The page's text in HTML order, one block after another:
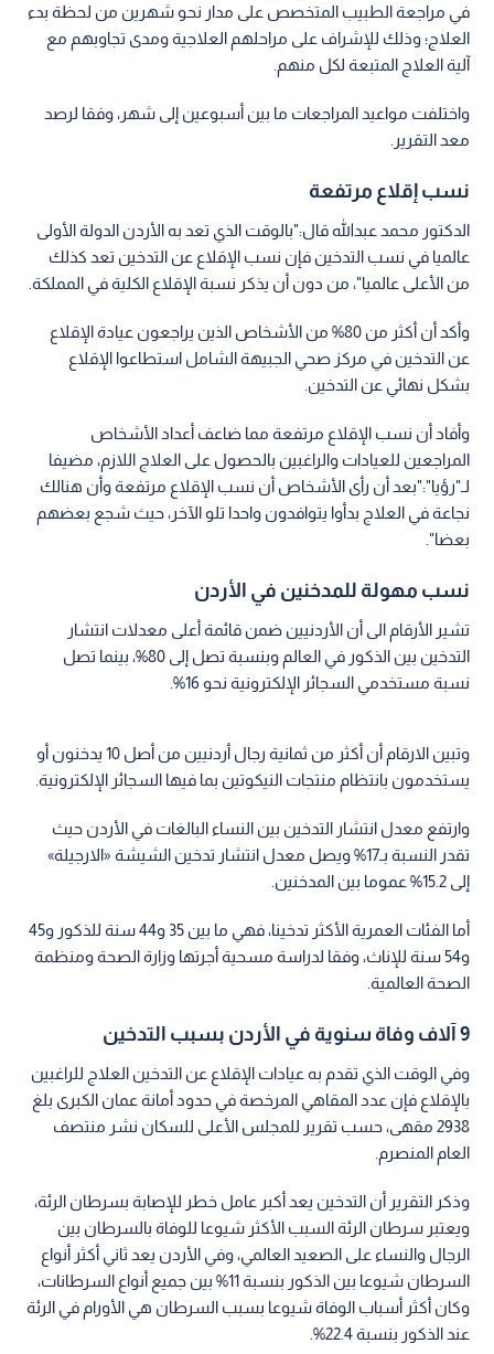
في مراجعة الطبيب المتخصص على مدار نحو شهرين من لحظة بدء
العلاج؛ وذلك للإشراف على مراحلهم العلاجية ومدى تجاوبهم مع
آلية العلاج المتبعة لكل منهم.
واختلفت مواعيد المراجعات ما بين أسبوعين إلى شهر، وفقا لرصد
معد التقرير.
نسب إقلاع مرتفعة
الدكتور محمد عبدالله قال:"بالوقت الذي تعد به الأردن الدولة الأولى
عالميا في نسب التدخين فإن نسب الإقلاع عن التدخين تعد كذلك
من الأعلى عالميا"، من دون أن يذكر نسبة الإقلاع الكلية في المملكة.
وأكد أن أكثر من 80% من الأشخاص الذين يراجعون عيادة الإقلاع
عن التدخين في مركز صحي الجبيهة الشامل استطاعوا الإقلاع
بشكل نهائي عن التدخين.
وأفاد أن نسب الإقلاع مرتفعة مما ضاعف أعداد الأشخاص
المراجعين للعيادات والراغبين بالحصول على العلاج اللازم، مضيفا
لـ"رؤيا":"بعد أن رأى الأشخاص أن نسب الإقلاع مرتفعة وأن هنالك
نجاعة في العلاج بدأوا يتوافدون واحدا تلو الآخر، حيث شجع بعضهم
بعضا".
نسب مهولة للمدخنين في الأردن
تشير الأرقام الى أن الأردنيين ضمن قائمة أعلى معدلات انتشار
التدخين بين الذكور في العالم وبنسبة تصل إلى 80%، بينما تصل
نسبة مستخدمي السجائر الإلكترونية نحو 16%.
وتبين الارقام أن أكثر من ثمانية رجال أردنيين من أصل 10 يدخنون أو
يستخدمون بانتظام منتجات النيكوتين بما فيها السجائر الإلكترونية.
وارتفع معدل انتشار التدخين بين النساء البالغات في الأردن حيث
تقدر النسبة بـ17% ويصل معدل انتشار تدخين الشيشة «الارجيلة»
إلى 15.2% عموما بين المدخنين.
أما الفئات العمرية الأكثر تدخينا، فهي ما بين 35 و44 سنة للذكور و45
و54 سنة للإناث، وفقا لدراسة مسحية أجرتها وزارة الصحة ومنظمة
الصحة العالمية.
9 آلاف وفاة سنوية في الأردن بسبب التدخين
وفي الوقت الذي تقدم به عيادات الإقلاع عن التدخين العلاج للراغبين
بالإقلاع فإن عدد المقاهي المرخصة في حدود أمانة عمان الكبرى بلغ
2938 مقهى، حسب تقرير للمجلس الأعلى للسكان نشر منتصف
العام المنصرم.
وذكر التقرير أن التدخين يعد أكبر عامل خطر للإصابة بسرطان الرئة،
ويعتبر سرطان الرئة السبب الأكثر شيوعا للوفاة بالسرطان بين
الرجال والنساء على الصعيد العالمي، وفي الأردن يعد ثاني أكثر أنواع
السرطان شيوعا بين الذكور بنسبة 11% بين جميع أنواع السرطانات،
وكان أكثر أسباب الوفاة شيوعا بسبب السرطان هي الأورام في الرئة
عند الذكور بنسبة 22.4%.